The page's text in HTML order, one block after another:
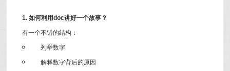
1. 如何利用doc讲好一个故事？
有一个不错的结构：
列举数字
解释数字背后的原因